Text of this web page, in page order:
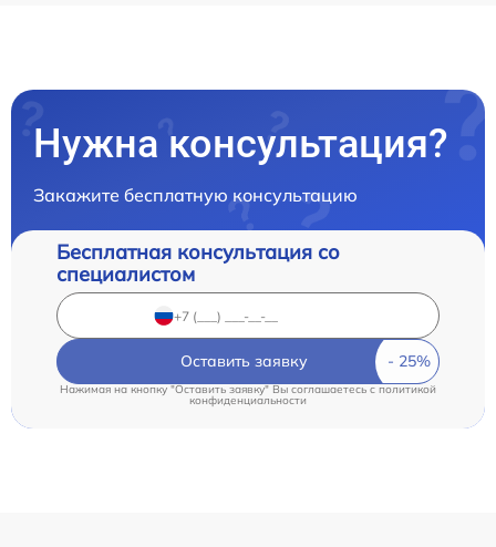
Нужна консультация?
Закажите бесплатную консультацию
Бесплатная консультация со
специалистом
Оставить заявку
Нажимая на кнопку "Оставить заявку" Вы соглашаетесь c политикой
конфиденциальности